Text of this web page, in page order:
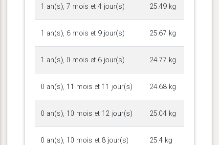
1 an(s), 7 mois et 4 jour(s) 25.49 kg
1 an(s), 6 mois et 9 jour(s) 25.67 kg
1 an(s), 0 mois et 6 jour(s) 24.77 kg
0 an(s), 11 mois et 11 jour(s) 24.68 kg
0 an(s), 10 mois et 12 jour(s) 25.04 kg
0 an(s), 10 mois et 8 jour(s) 25.4 kg